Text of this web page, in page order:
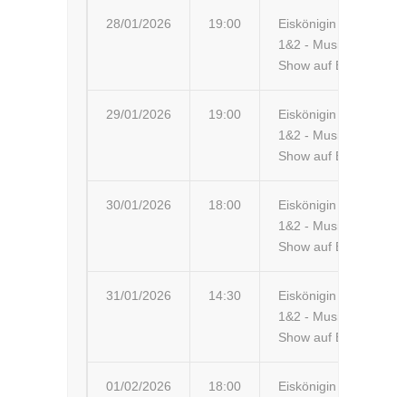
28/01/2026 19:00
Eiskönigin
1&2 - Musik-
Show auf Eis
29/01/2026 19:00
Eiskönigin
1&2 - Musik-
Show auf Eis
30/01/2026 18:00
Eiskönigin
1&2 - Musik-
Show auf Eis
31/01/2026 14:30
Eiskönigin
1&2 - Musik-
Show auf Eis
01/02/2026 18:00
Eiskönigin